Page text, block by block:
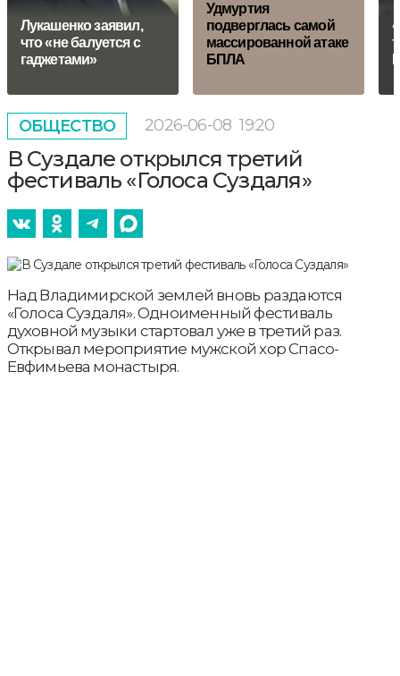
Лукашенко заявил,
что «не балуется с
гаджетами»
Удмуртия
подверглась самой
массированной атаке
БПЛА
ОБЩЕСТВО 2026-06-08 19:20
В Суздале открылся третий
фестиваль «Голоса Суздаля»
Над Владимирской землей вновь раздаются
«Голоса Суздаля». Одноименный фестиваль
духовной музыки стартовал уже в третий раз.
Открывал мероприятие мужской хор Спасо-
Евфимьева монастыря.